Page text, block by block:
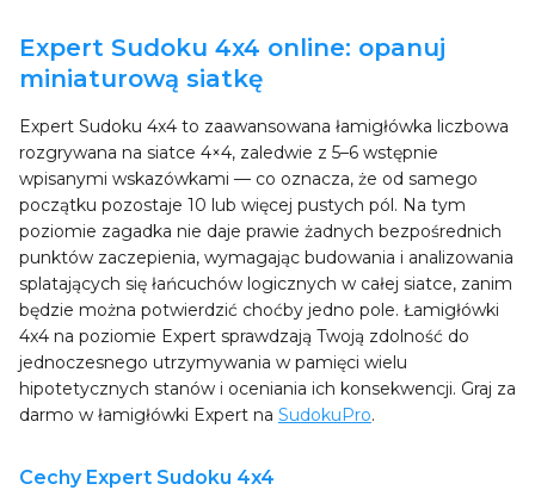
Expert Sudoku 4x4 online: opanuj
miniaturową siatkę
Expert Sudoku 4x4 to zaawansowana łamigłówka liczbowa
rozgrywana na siatce 4×4, zaledwie z 5–6 wstępnie
wpisanymi wskazówkami — co oznacza, że od samego
początku pozostaje 10 lub więcej pustych pól. Na tym
poziomie zagadka nie daje prawie żadnych bezpośrednich
punktów zaczepienia, wymagając budowania i analizowania
splatających się łańcuchów logicznych w całej siatce, zanim
będzie można potwierdzić choćby jedno pole. Łamigłówki
4x4 na poziomie Expert sprawdzają Twoją zdolność do
jednoczesnego utrzymywania w pamięci wielu
hipotetycznych stanów i oceniania ich konsekwencji. Graj za
darmo w łamigłówki Expert na SudokuPro.
Cechy Expert Sudoku 4x4